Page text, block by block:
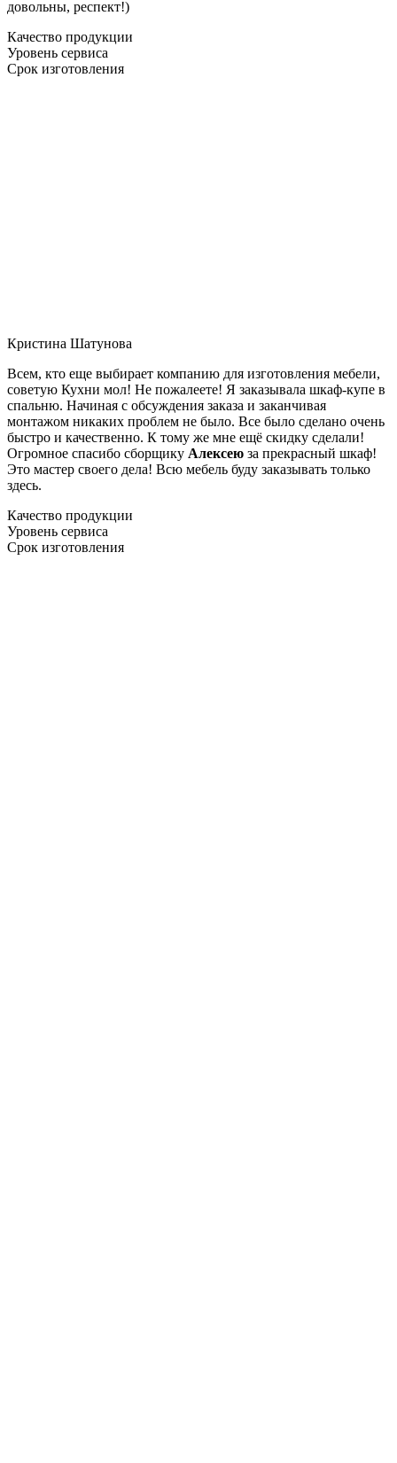
довольны, респект!)
Качество продукции
Уровень сервиса
Срок изготовления
Кристина Шатунова
Всем, кто еще выбирает компанию для изготовления мебели,
советую Кухни мол! Не пожалеете! Я заказывала шкаф-купе в
спальню. Начиная с обсуждения заказа и заканчивая
монтажом никаких проблем не было. Все было сделано очень
быстро и качественно. К тому же мне ещё скидку сделали!
Огромное спасибо сборщику Алексею за прекрасный шкаф!
Это мастер своего дела! Всю мебель буду заказывать только
здесь.
Качество продукции
Уровень сервиса
Срок изготовления